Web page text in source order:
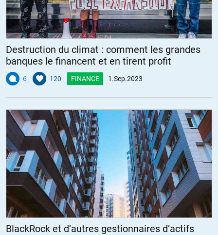
Destruction du climat : comment les grandes
banques le financent et en tirent profit
6 120 FINANCE 1.Sep.2023
BlackRock et d’autres gestionnaires d’actifs